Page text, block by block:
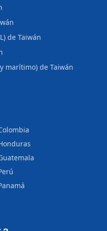
de Taiwán
marítimo) de Taiwán